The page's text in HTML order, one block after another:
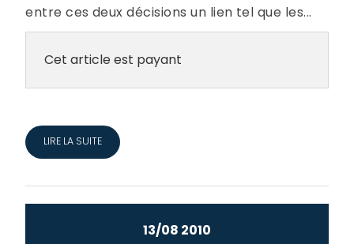
entre ces deux décisions un lien tel que les...
Cet article est payant
LIRE LA SUITE
13/08 2010